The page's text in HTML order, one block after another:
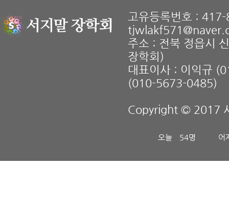
고유등록번호 :
주소 : 전북 정읍시
장학회)
대표이사 : 이익규
(010-5673-0485)
Copyright © 2017
오늘 54명 어